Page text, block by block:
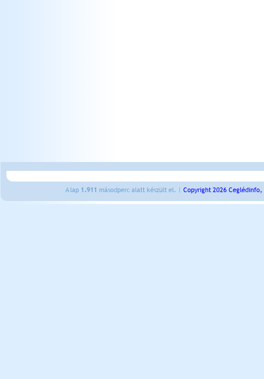
A lap 1.911 másodperc alatt készült el. | Copyright 2026